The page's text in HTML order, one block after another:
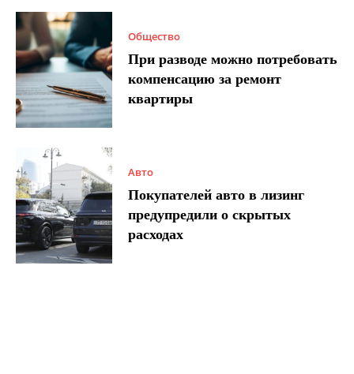
Общество
При разводе можно потребовать
компенсацию за ремонт
квартиры
Авто
Покупателей авто в лизинг
предупредили о скрытых
расходах